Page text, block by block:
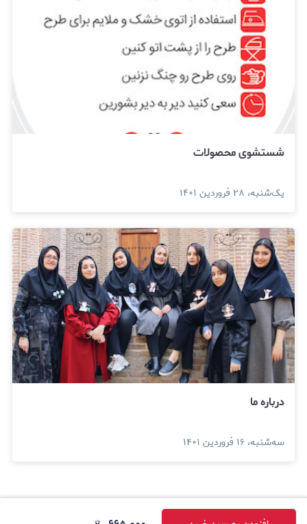
شستشوی محصولات
یک‌شنبه، ۲۸ فروردین ۱۴۰۱
درباره ما
سه‌شنبه، ۱۶ فروردین ۱۴۰۱